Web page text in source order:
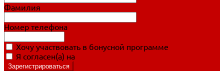
Фамилия
Номер телефона
Хочу участвовать в бонусной программе
Я согласен(а) на